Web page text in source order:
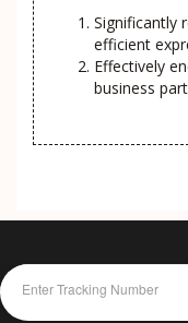
Significantly
efficient
Effectively
business